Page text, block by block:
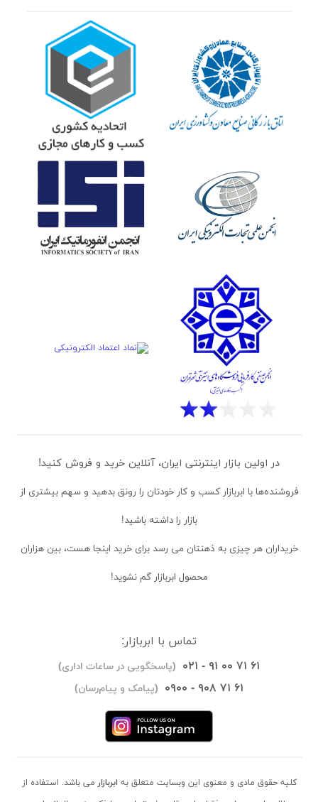
در اولین بازار اینترنتی ایران، آنلاین خرید و فروش کنید!
فروشنده‌ها با ابربازار کسب و کار خودتان را رونق بدهید و سهم بیشتری از
بازار را داشته باشید!
خریداران هر چیزی به ذهنتان می رسد برای خرید اینجا هست، بین هزاران
محصول ابربازار گم نشوید!
تماس با ابربازار:
۰۲۱ - ۹۱ ۰۰ ۷۱ ۶۱ (پاسخگویی در ساعات اداری)
۰۹۰۰ - ۹۰۸ ۷۱ ۶۱ (پیامک و پیام‌رسان)
کلیه حقوق مادی و معنوی این وبسایت متعلق به ابربازار می باشد. استفاده از